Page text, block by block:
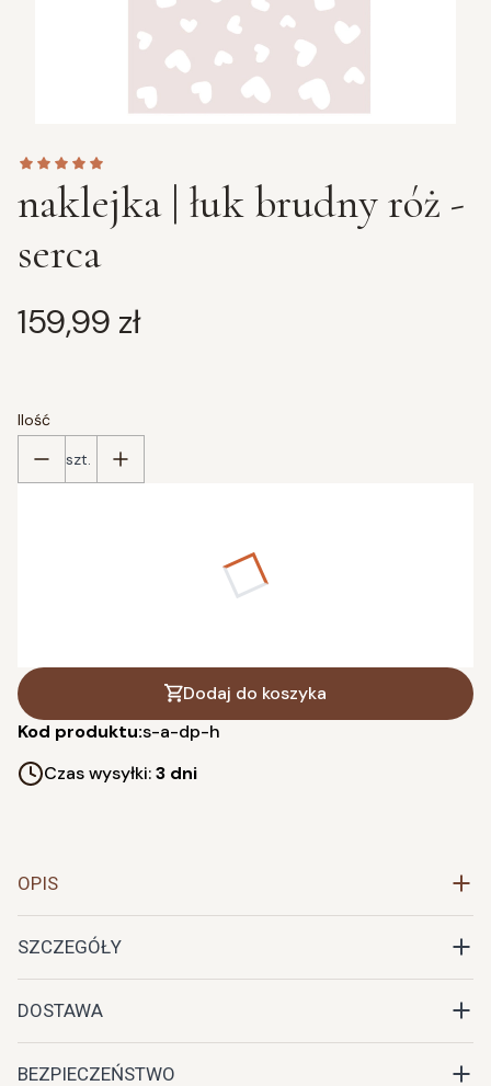
naklejka | łuk brudny róż -
serca
Cena
159,99 zł
Ilość
szt.
XL (110x60cm)(+90,00 zł)
Dodaj do koszyka
Kod produktu:s-a-dp-h
Czas wysyłki:3 dni
OPIS
SZCZEGÓŁY
DOSTAWA
BEZPIECZEŃSTWO